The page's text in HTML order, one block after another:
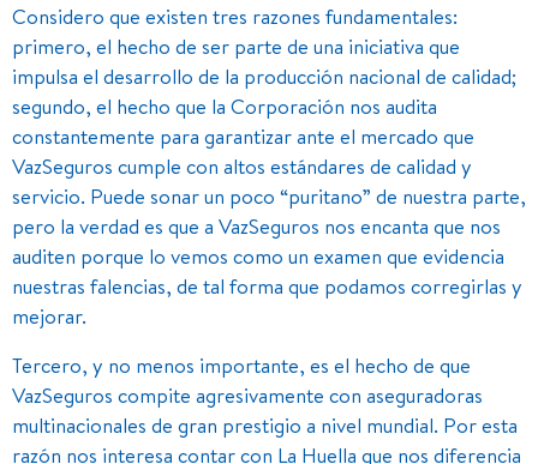
Considero que existen tres razones fundamentales:
primero, el hecho de ser parte de una iniciativa que
impulsa el desarrollo de la producción nacional de calidad;
segundo, el hecho que la Corporación nos audita
constantemente para garantizar ante el mercado que
VazSeguros cumple con altos estándares de calidad y
servicio. Puede sonar un poco “puritano” de nuestra parte,
pero la verdad es que a VazSeguros nos encanta que nos
auditen porque lo vemos como un examen que evidencia
nuestras falencias, de tal forma que podamos corregirlas y
mejorar.
Tercero, y no menos importante, es el hecho de que
VazSeguros compite agresivamente con aseguradoras
multinacionales de gran prestigio a nivel mundial. Por esta
razón nos interesa contar con La Huella que nos diferencia